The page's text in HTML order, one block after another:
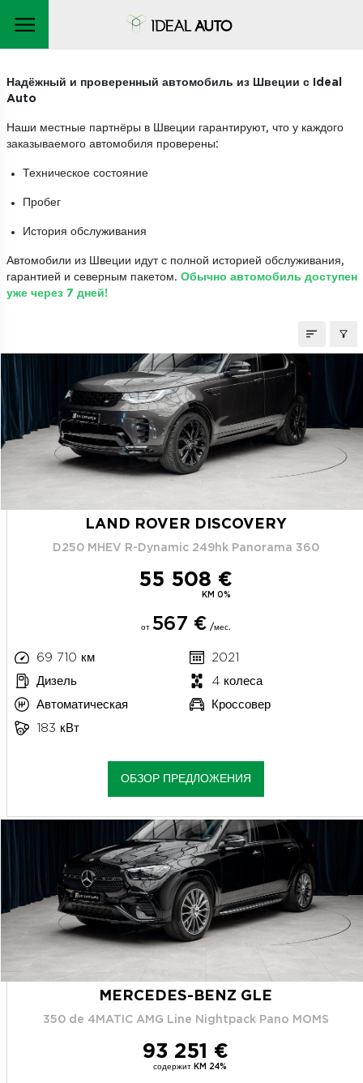
АВТОМОБИЛИ НА ЗАКАЗ
Надёжный и проверенный автомобиль из Швеции с Ideal
Auto
Наши местные партнёры в Швеции гарантируют, что у каждого
заказываемого автомобиля проверены:
Техническое состояние
Пробег
История обслуживания
Автомобили из Швеции идут с полной историей обслуживания,
гарантией и северным пакетом. Обычно автомобиль доступен
уже через 7 дней!
LAND ROVER DISCOVERY
D250 MHEV R-Dynamic 249hk Panorama 360
55 508 €
KM 0%
от 567 € /мес.
69 710 км
2021
Дизель
4 колеса
Автоматическая
Кроссовер
183 кВт
ОБЗОР ПРЕДЛОЖЕНИЯ
MERCEDES-BENZ GLE
350 de 4MATIC AMG Line Nightpack Pano MOMS
93 251 €
содержит KM 24%